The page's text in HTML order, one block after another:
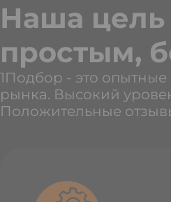
Наша цель
простым,
1Подбор - это
рынка. Высокий
Положительные